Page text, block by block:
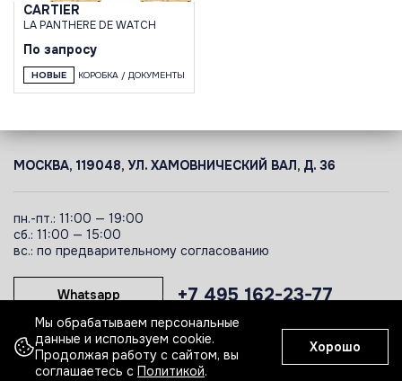
CARTIER
LA PANTHERE DE WATCH
По запросу
НОВЫЕ КОРОБКА / ДОКУМЕНТЫ
МОСКВА, 119048, УЛ. ХАМОВНИЧЕСКИЙ ВАЛ, Д. 36
пн.-пт.: 11:00 — 19:00
сб.: 11:00 — 15:00
вс.: по предварительному согласованию
+7 495 162-23-77
Whatsapp
Telegram
Мы обрабатываем персональные
данные и используем cookie.
Продолжая работу с сайтом, вы
соглашаетесь с Политикой.
Хорошо